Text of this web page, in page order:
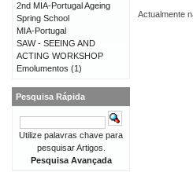
Actualmente
2nd MIA-Portugal Ageing
Spring School
MIA-Portugal
SAW - SEEING AND
ACTING WORKSHOP
Emolumentos (1)
Pesquisa Rápida
Utilize palavras chave para
pesquisar Artigos.
Pesquisa Avançada